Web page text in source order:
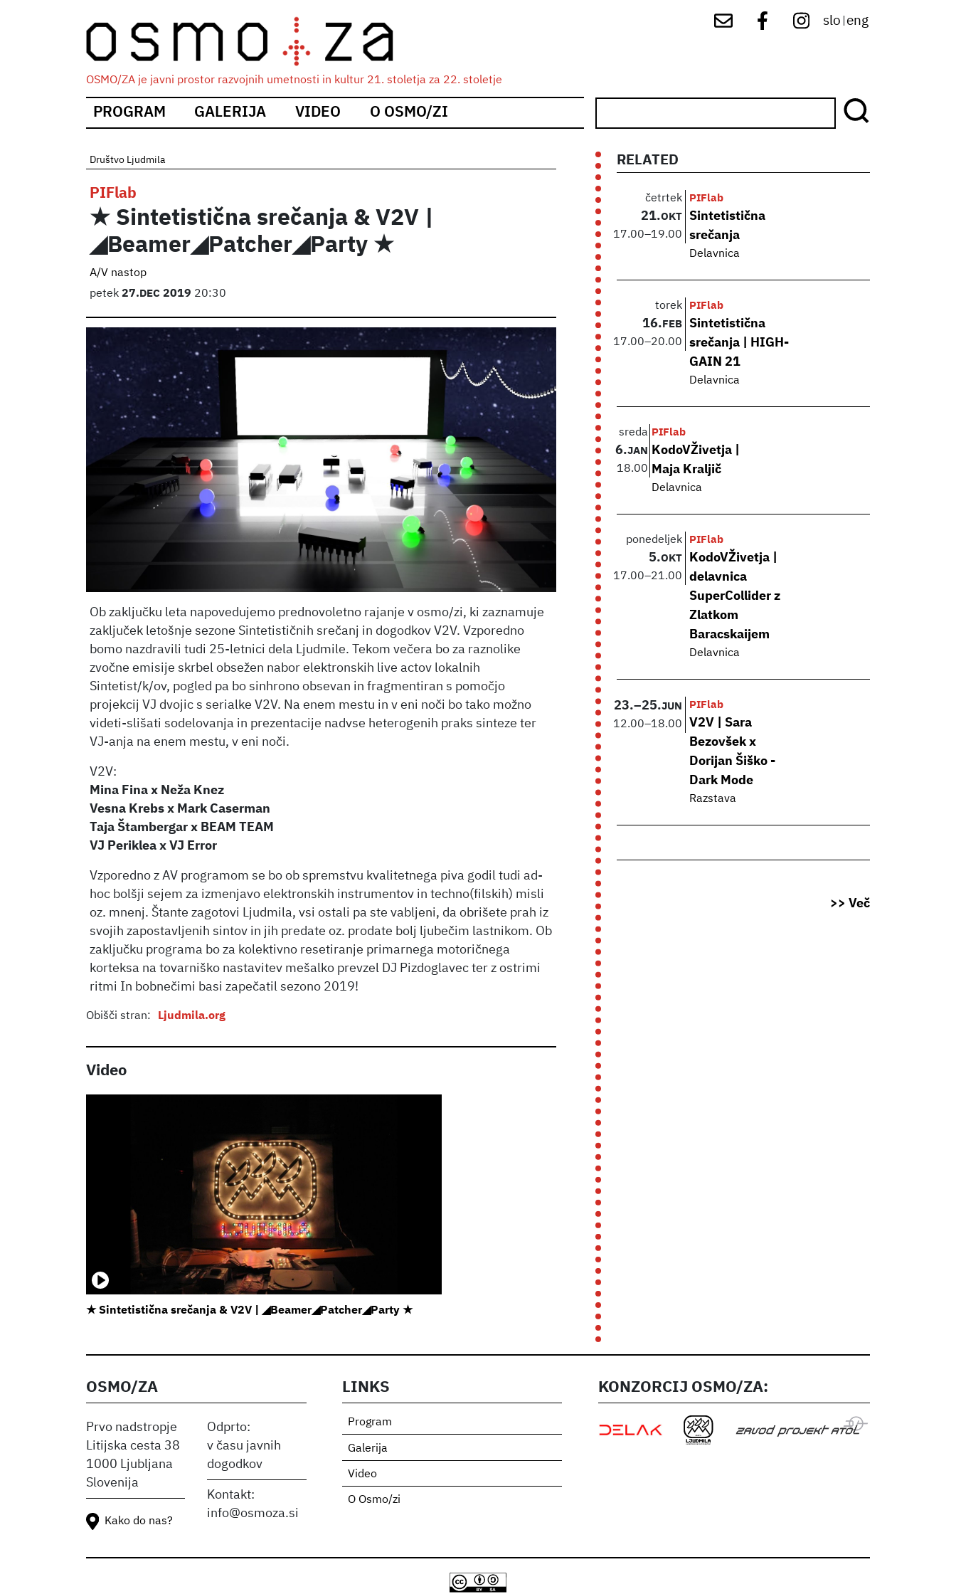
OSMO/ZA je javni prostor razvojnih umetnosti in kultur 21. stoletja za 22. stoletje
slo eng
Main
PROGRAM GALERIJA VIDEO O OSMO/ZI
Video
★ Sintetistična srečanja & V2V | ◢Beamer◢Patcher◢Party ★
Društvo Ljudmila
PIFlab
★ Sintetistična srečanja & V2V |
◢Beamer◢Patcher◢Party ★
A/V nastop
petek 27. DEC 2019 20:30
Ob zaključku leta napovedujemo prednovoletno rajanje v osmo/zi, ki zaznamuje
zaključek letošnje sezone Sintetističnih srečanj in dogodkov V2V. Vzporedno
bomo nazdravili tudi 25-letnici dela Ljudmile. Tekom večera bo za raznolike
zvočne emisije skrbel obsežen nabor elektronskih live actov lokalnih
Sintetist/k/ov, pogled pa bo sinhrono obsevan in fragmentiran s pomočjo
projekcij VJ dvojic s serialke V2V. Na enem mestu in v eni noči bo tako možno
videti-slišati sodelovanja in prezentacije nadvse heterogenih praks sinteze ter
VJ-anja na enem mestu, v eni noči.
V2V:
Mina Fina x Neža Knez
Vesna Krebs x Mark Caserman
Taja Štambergar x BEAM TEAM
VJ Periklea x VJ Error
Vzporedno z AV programom se bo ob spremstvu kvalitetnega piva godil tudi ad-
hoc bolšji sejem za izmenjavo elektronskih instrumentov in techno(filskih) misli
oz. mnenj. Štante zagotovi Ljudmila, vsi ostali pa ste vabljeni, da obrišete prah iz
svojih zapostavljenih sintov in jih predate oz. prodate bolj ljubečim lastnikom. Ob
zaključku programa bo za kolektivno resetiranje primarnega motoričnega
korteksa na tovarniško nastavitev mešalko prevzel DJ Pizdoglavec ter z ostrimi
ritmi In bobnečimi basi zapečatil sezono 2019!
Obišči stran: Ljudmila.org
RELATED
četrtek
21.OKT
17.00–19.00
PIFlab
Sintetistična
srečanja
Delavnica
torek
16. FEB
17.00–20.00
PIFlab
Sintetistična
srečanja | HIGH-
GAIN 21
Delavnica
sreda
6.JAN
18.00
PIFlab
KodoVŽivetja |
Maja Kraljič
Delavnica
ponedeljek
5.OKT
17.00–21.00
PIFlab
KodoVŽivetja |
delavnica
SuperCollider z
Zlatkom
Baracskaijem
Delavnica
23.–25.JUN
12.00–18.00
PIFlab
V2V | Sara
Bezovšek x
Dorijan Šiško -
Dark Mode
Razstava
>> Več
OSMO/ZA
Prvo nadstropje
Litijska cesta 38
1000 Ljubljana
Slovenija
Odprto:
v času javnih
dogodkov
Kontakt:
info@osmoza.si
LINKS
Program
Galerija
Video
O Osmo/zi
KONZORCIJ OSMO/ZA:
Kako do nas?